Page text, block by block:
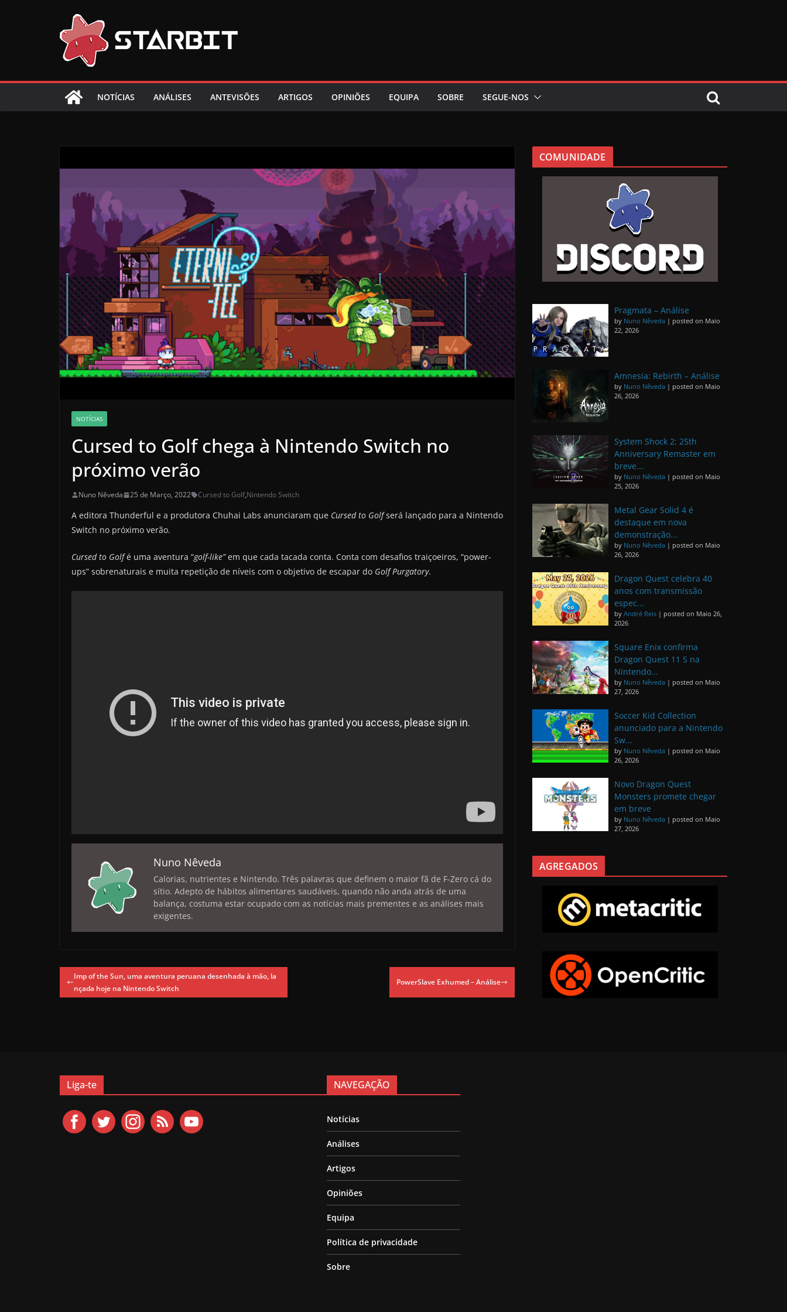
NOTÍCIAS ANÁLISES ANTEVISÕES ARTIGOS OPINIÕES EQUIPA SOBRE SEGUE-NOS
NOTÍCIAS
Cursed to Golf chega à Nintendo Switch no
próximo verão
Nuno Nêveda 25 de Março, 2022 Cursed to Golf,Nintendo Switch
A editora Thunderful e a produtora Chuhai Labs anunciaram que Cursed to Golfserá lançado para a Nintendo
Switch no próximo verão.
Cursed to Golfé uma aventura “golf-like”em que cada tacada conta. Conta com desafios traiçoeiros, “power-
ups” sobrenaturais e muita repetição de níveis com o objetivo de escapar do Golf Purgatory.
Nuno Nêveda
Calorias, nutrientes e Nintendo. Três palavras que definem o maior fã de F-Zero cá do
sítio. Adepto de hábitos alimentares saudáveis, quando não anda atrás de uma
balança, costuma estar ocupado com as notícias mais prementes e as análises mais
exigentes.
Imp of the Sun, uma aventura peruana desenhada à mão, la
nçada hoje na Nintendo Switch
PowerSlave Exhumed – Análise
COMUNIDADE
Pragmata – Análise
by Nuno Nêveda | posted on Maio
22, 2026
Amnesia: Rebirth – Análise
by Nuno Nêveda | posted on Maio
26, 2026
System Shock 2: 25th
Anniversary Remaster em
breve...
by Nuno Nêveda | posted on Maio
25, 2026
Metal Gear Solid 4 é
destaque em nova
demonstração...
by Nuno Nêveda | posted on Maio
26, 2026
Dragon Quest celebra 40
anos com transmissão
espec...
by André Reis | posted on Maio 26,
2026
Square Enix confirma
Dragon Quest 11 S na
Nintendo...
by Nuno Nêveda | posted on Maio
27, 2026
Soccer Kid Collection
anunciado para a Nintendo
Sw...
by Nuno Nêveda | posted on Maio
26, 2026
Novo Dragon Quest
Monsters promete chegar
em breve
by Nuno Nêveda | posted on Maio
27, 2026
AGREGADOS
Liga-te NAVEGAÇÃO
Notícias
Análises
Artigos
Opiniões
Equipa
Política de privacidade
Sobre